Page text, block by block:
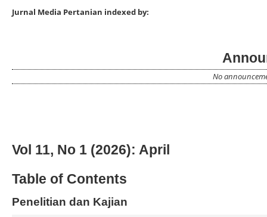
Jurnal Media Pertanian indexed by:
No
Vol 11, No 1 (2026): April
Table of Contents
Penelitian dan Kajian